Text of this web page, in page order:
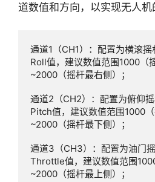
道数值和方向，以实现无人机
通道1（CH1）：配置为横滚
Roll值，建议数值范围1000（
~2000（摇杆最右侧）；
通道2（CH2）：配置为俯仰
Pitch值，建议数值范围1000（
~2000（摇杆最下侧）；
通道3（CH3）：配置为油门
Throttle值，建议数值范围
~2000（摇杆最上侧）；